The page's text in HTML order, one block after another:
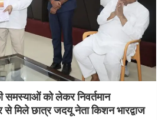
समस्याओं को लेकर निवर्तमान
से मिले छात्र जदयू नेता किशन भारद्वाज